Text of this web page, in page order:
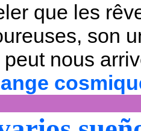
que les
son
nous